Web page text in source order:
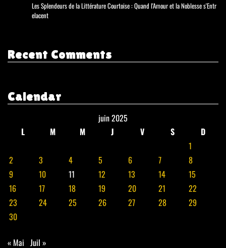
Les Splendeurs de la Littérature Courtoise : Quand l'Amour et la Noblesse s'Entr
elacent
Recent Comments
Calendar
juin 2025
L
M M J V S
D
1
2
3 4 5 6 7
8
9
10 11 12 13 14
15
16
17 18 19 20 21
22
23
24 25 26 27 28
29
30
« Mai Juil »